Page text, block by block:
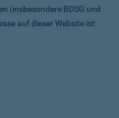
(insbesondere BDSG und
auf dieser Website ist: